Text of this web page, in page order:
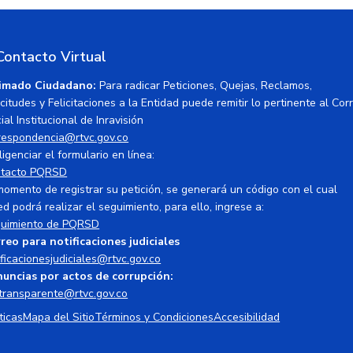
Virtual
Ciudadano: Para radicar Peticiones, Quejas, Reclamos,
y Felicitaciones a la Entidad puede remitir lo pertinente al
Institucional de Inravisión
el formulario en línea:
PQRSD
de registrar su petición, se generará un código con el cual
podrá realizar el seguimiento, para ello, ingrese a:
de PQRSD
para notificaciones judiciales
por actos de corrupción:
Mapa del SitioTérminos y CondicionesAccesibilidad